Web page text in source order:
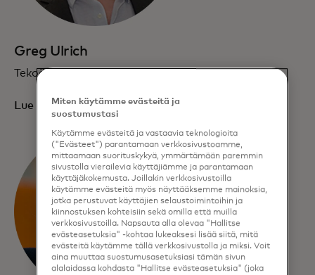
Greg Ulrich
Tekoäly- ja datapäällikkö
Lue esittelyMiten käytämme evästeitä ja
suostumustasi
Käytämme evästeitä ja vastaavia teknologioita
("Evästeet") parantamaan verkkosivustoamme,
mittaamaan suorituskykyä, ymmärtämään paremmin
sivustolla vierailevia käyttäjiämme ja parantamaan
käyttäjäkokemusta. Joillakin verkkosivustoilla
käytämme evästeitä myös näyttääksemme mainoksia,
jotka perustuvat käyttäjien selaustoimintoihin ja
kiinnostuksen kohteisiin sekä omilla että muilla
verkkosivustoilla. Napsauta alla olevaa "Hallitse
evästeasetuksia" -kohtaa lukeaksesi lisää siitä, mitä
evästeitä käytämme tällä verkkosivustolla ja miksi. Voit
aina muuttaa suostumusasetuksiasi tämän sivun
alalaidassa kohdasta "Hallitse evästeasetuksia" (joka